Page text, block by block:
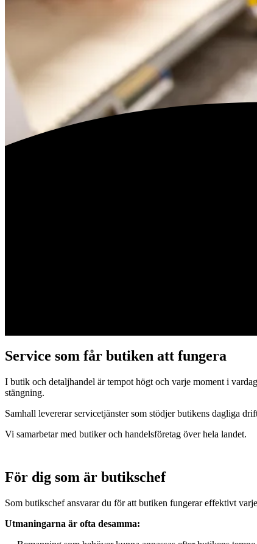
Service som får butiken att fungera
I butik och detaljhandel är tempot högt och varje moment i
stängning.
Samhall levererar servicetjänster som stödjer butikens dagliga
Vi samarbetar med butiker och handelsföretag över hela landet.
För dig som är butikschef
Som butikschef ansvarar du för att butiken fungerar effektivt
Utmaningarna är ofta desamma: